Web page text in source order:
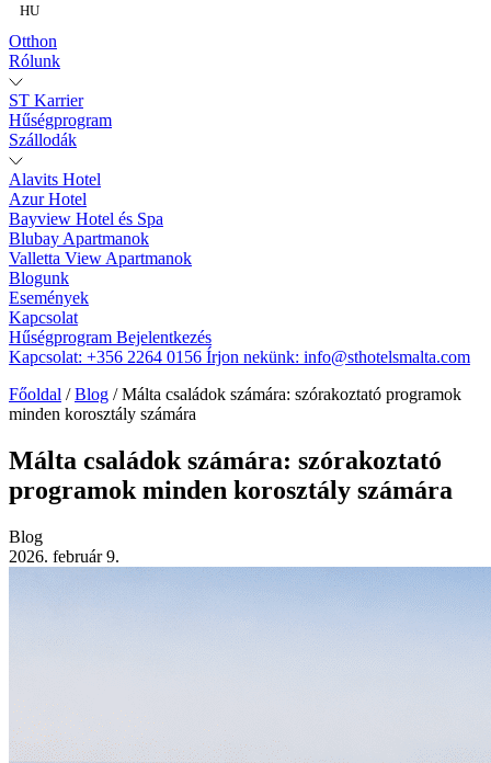
HU
Otthon
Rólunk
ST Karrier
Hűségprogram
Szállodák
Alavits Hotel
Azur Hotel
Bayview Hotel és Spa
Blubay Apartmanok
Valletta View Apartmanok
Blogunk
Események
Kapcsolat
Hűségprogram Bejelentkezés
Kapcsolat: +356 2264 0156 Írjon nekünk: info@sthotelsmalta.com
Főoldal /Blog /Málta családok számára: szórakoztató programok
minden korosztály számára
Málta családok számára: szórakoztató
programok minden korosztály számára
Blog
2026. február 9.